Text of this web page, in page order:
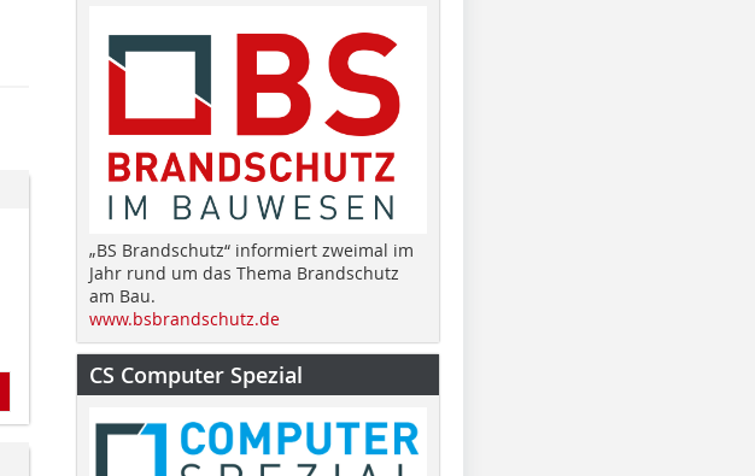
„BS Brandschutz“ informiert zweimal im
Jahr rund um das Thema Brandschutz
am Bau.
www.bsbrandschutz.de
CS Computer Spezial